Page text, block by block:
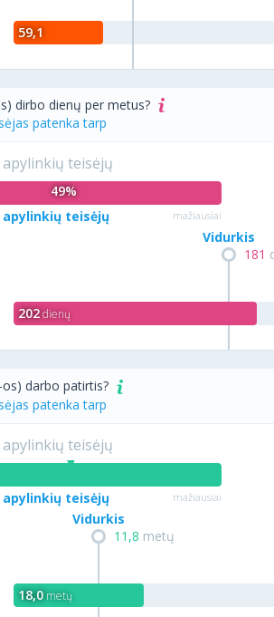
59,1
dirbo dienų per metus?
patenka tarp
apylinkių teisėjų
49%
apylinkių teisėjų mažiausiai
181
Vidurkis
202dienų
darbo patirtis?
patenka tarp
apylinkių teisėjų
apylinkių teisėjų mažiausiai
11,8 metų
Vidurkis
18,0 metų